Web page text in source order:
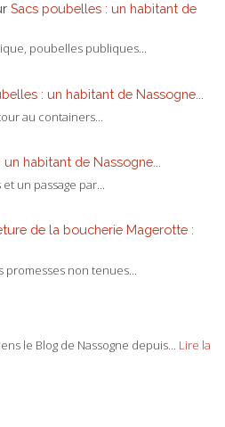
Sacs poubelles : un habitant de
poubelles publiques...
: un habitant de Nassogne...
au containers...
habitant de Nassogne...
un passage par...
de la boucherie Magerotte :
promesses non tenues...
le Blog de Nassogne depuis... Lire la